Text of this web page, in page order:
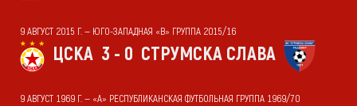
9 АВГУСТ 2015 Г. — ЮГО-ЗАПАДНАЯ «В» ГРУППА 2015/16
ЦСКА 3 - 0 СТРУМСКА СЛАВА
9 АВГУСТ 1969 Г. — «А» РЕСПУБЛИКАНСКАЯ ФУТБОЛЬНАЯ ГРУППА 1969/70